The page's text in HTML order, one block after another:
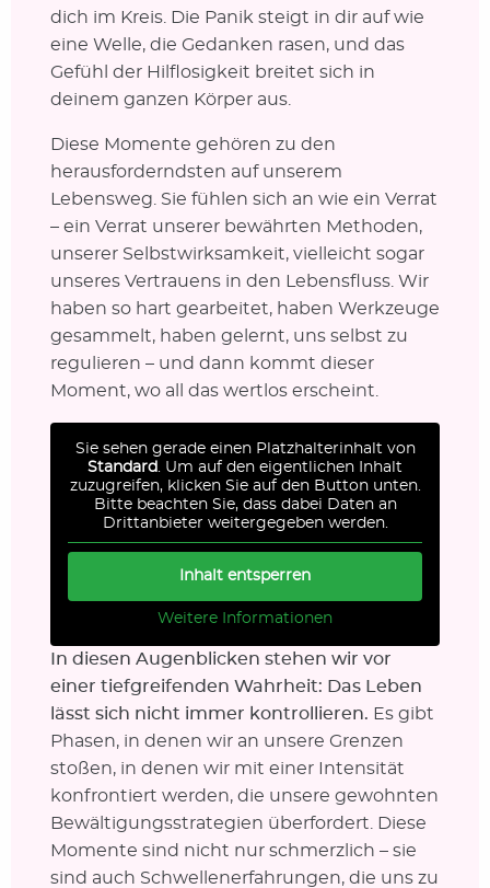
dich im Kreis. Die Panik steigt in dir auf wie
eine Welle, die Gedanken rasen, und das
Gefühl der Hilflosigkeit breitet sich in
deinem ganzen Körper aus.
Diese Momente gehören zu den
herausforderndsten auf unserem
Lebensweg. Sie fühlen sich an wie ein Verrat
– ein Verrat unserer bewährten Methoden,
unserer Selbstwirksamkeit, vielleicht sogar
unseres Vertrauens in den Lebensfluss. Wir
haben so hart gearbeitet, haben Werkzeuge
gesammelt, haben gelernt, uns selbst zu
regulieren – und dann kommt dieser
Moment, wo all das wertlos erscheint.
Sie sehen gerade einen Platzhalterinhalt von
Standard. Um auf den eigentlichen Inhalt
zuzugreifen, klicken Sie auf den Button unten.
Bitte beachten Sie, dass dabei Daten an
Drittanbieter weitergegeben werden.
Inhalt entsperren
Weitere Informationen
In diesen Augenblicken stehen wir vor
einer tiefgreifenden Wahrheit: Das Leben
lässt sich nicht immer kontrollieren. Es gibt
Phasen, in denen wir an unsere Grenzen
stoßen, in denen wir mit einer Intensität
konfrontiert werden, die unsere gewohnten
Bewältigungsstrategien überfordert. Diese
Momente sind nicht nur schmerzlich – sie
sind auch Schwellenerfahrungen, die uns zu